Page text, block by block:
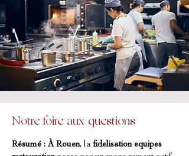
Notre foire aux questions
Résumé : À Rouen, la fidelisation equipes